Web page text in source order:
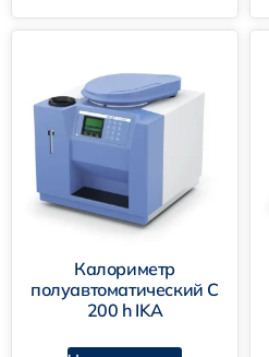
Калориметр
полуавтоматический C
200 h IKA